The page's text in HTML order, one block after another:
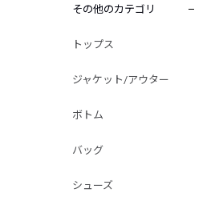
その他のカテゴリ
トップス
ジャケット/アウター
ボトム
バッグ
シューズ